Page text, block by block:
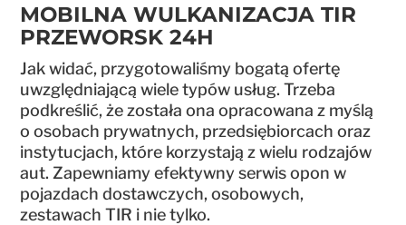
MOBILNA WULKANIZACJA TIR
PRZEWORSK 24H
Jak widać, przygotowaliśmy bogatą ofertę
uwzględniającą wiele typów usług. Trzeba
podkreślić, że została ona opracowana z myślą
o osobach prywatnych, przedsiębiorcach oraz
instytucjach, które korzystają z wielu rodzajów
aut. Zapewniamy efektywny serwis opon w
pojazdach dostawczych, osobowych,
zestawach TIR i nie tylko.